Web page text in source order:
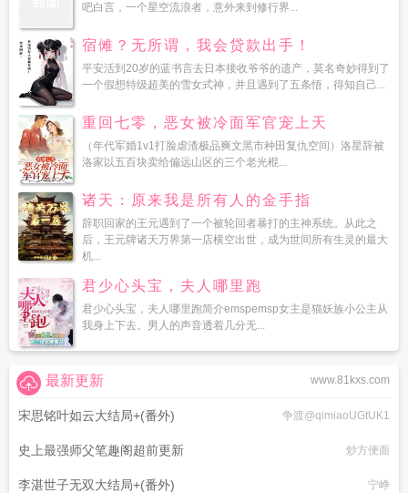
吧白言，一个星空流浪者，意外来到修行界...
宿傩？无所谓，我会贷款出手！
平安活到20岁的蓝书言去日本接收爷爷的遗产，莫名奇妙得到了
一个假想特级超美的雪女式神，并且遇到了五条悟，得知自己...
重回七零，恶女被冷面军官宠上天
（年代军婚1v1打脸虐渣极品爽文黑市种田复仇空间）洛星辞被
洛家以五百块卖给偏远山区的三个老光棍...
诸天：原来我是所有人的金手指
辞职回家的王元遇到了一个被轮回者暴打的主神系统。从此之
后，王元牌诸天万界第一店横空出世，成为世间所有生灵的最大
机...
君少心头宝，夫人哪里跑
君少心头宝，夫人哪里跑简介emspemsp女主是猫妖族小公主从
我身上下去。男人的声音透着几分无...
www.81kxs.com
最新更新
宋思铭叶如云大结局+(番外) 争渡@qimiaoUGtUK1
史上最强师父笔趣阁超前更新 炒方便面
李湛世子无双大结局+(番外) 宁峥